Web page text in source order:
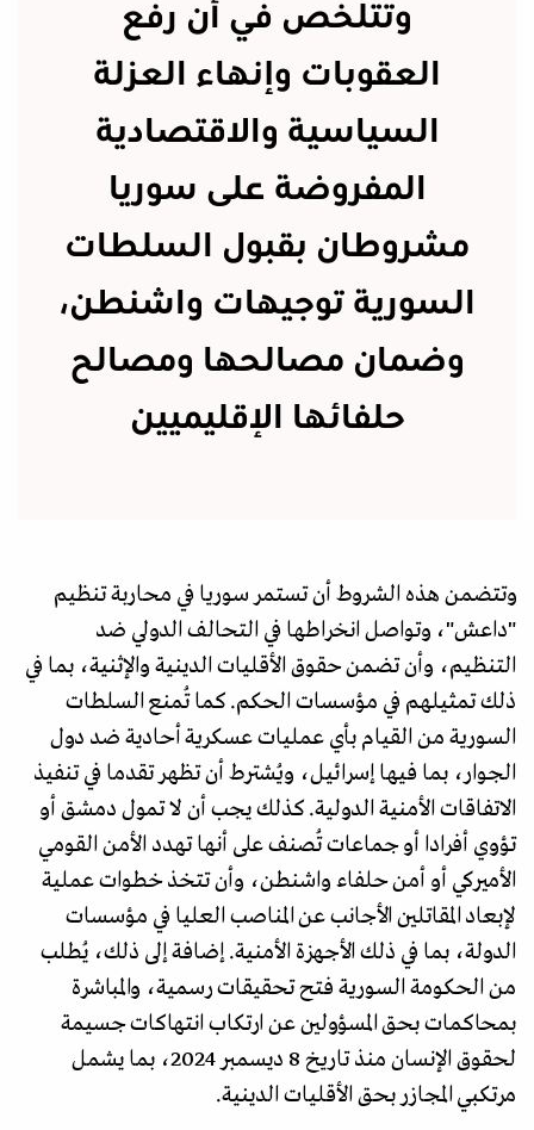
وتتلخص في أن رفع
العقوبات وإنهاء العزلة
السياسية والاقتصادية
المفروضة على سوريا
مشروطان بقبول السلطات
السورية توجيهات واشنطن،
وضمان مصالحها ومصالح
حلفائها الإقليميين
وتتضمن هذه الشروط أن تستمر سوريا في محاربة تنظيم
"داعش"، وتواصل انخراطها في التحالف الدولي ضد
التنظيم، وأن تضمن حقوق الأقليات الدينية والإثنية، بما في
ذلك تمثيلهم في مؤسسات الحكم. كما تُمنع السلطات
السورية من القيام بأي عمليات عسكرية أحادية ضد دول
الجوار، بما فيها إسرائيل، ويُشترط أن تظهر تقدما في تنفيذ
الاتفاقات الأمنية الدولية. كذلك يجب أن لا تمول دمشق أو
تؤوي أفرادا أو جماعات تُصنف على أنها تهدد الأمن القومي
الأميركي أو أمن حلفاء واشنطن، وأن تتخذ خطوات عملية
لإبعاد المقاتلين الأجانب عن المناصب العليا في مؤسسات
الدولة، بما في ذلك الأجهزة الأمنية. إضافة إلى ذلك، يُطلب
من الحكومة السورية فتح تحقيقات رسمية، والمباشرة
بمحاكمات بحق المسؤولين عن ارتكاب انتهاكات جسيمة
لحقوق الإنسان منذ تاريخ 8 ديسمبر 2024، بما يشمل
مرتكبي المجازر بحق الأقليات الدينية.